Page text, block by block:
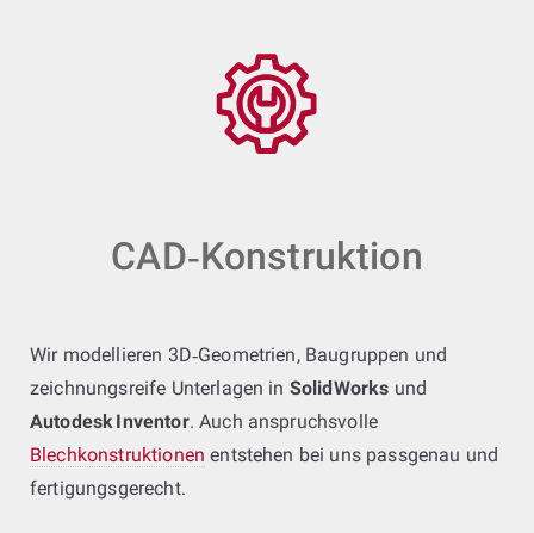
CAD‑Konstruktion
Wir modellieren 3D‑Geometrien, Baugruppen und
zeichnungsreife Unterlagen in SolidWorks und
Autodesk Inventor. Auch anspruchsvolle
Blechkonstruktionen entstehen bei uns passgenau und
fertigungsgerecht.